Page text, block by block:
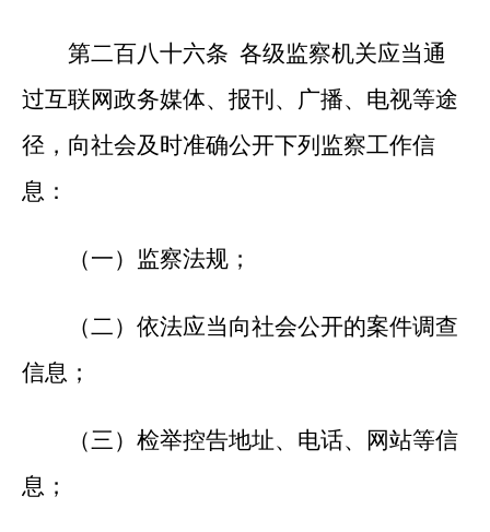
第二百八十六条 各级监察机关应当通
过互联网政务媒体、报刊、广播、电视等途
径，向社会及时准确公开下列监察工作信
息：
（一）监察法规；
（二）依法应当向社会公开的案件调查
信息；
（三）检举控告地址、电话、网站等信
息；